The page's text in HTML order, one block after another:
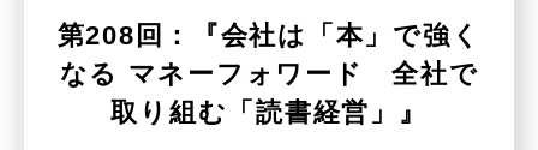
第208回：『会社は「本」で強く
なる マネーフォワード 全社で
取り組む「読書経営」』